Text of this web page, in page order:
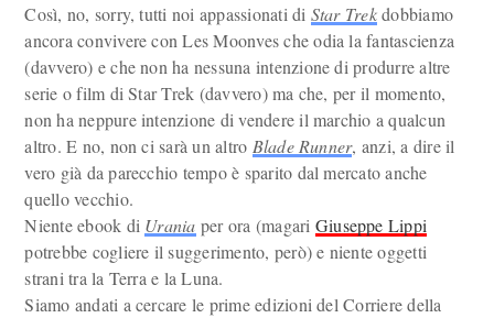
Così, no, sorry, tutti noi appassionati di Star Trekdobbiamo
ancora convivere con Les Moonves che odia la fantascienza
(davvero) e che non ha nessuna intenzione di produrre altre
serie o film di Star Trek (davvero) ma che, per il momento,
non ha neppure intenzione di vendere il marchio a qualcun
altro. E no, non ci sarà un altro Blade Runner, anzi, a dire il
vero già da parecchio tempo è sparito dal mercato anche
quello vecchio.
Niente ebook di Urania per ora (magari Giuseppe Lippi
potrebbe cogliere il suggerimento, però) e niente oggetti
strani tra la Terra e la Luna.
Siamo andati a cercare le prime edizioni del Corriere della